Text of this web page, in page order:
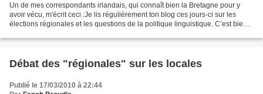
Un de mes correspondants irlandais, qui connaît bien la Bretagne pour y
avoir vécu, m'écrit ceci :Je lis régulièrement ton blog ces jours-ci sur les
élections régionales et les questions de la politique linguistique. C’est bien
Débat des "régionales" sur les locales
Publié le 17/03/2010 à 22:44